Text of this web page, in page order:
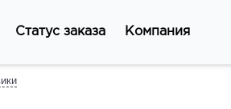
Статус заказа Компания